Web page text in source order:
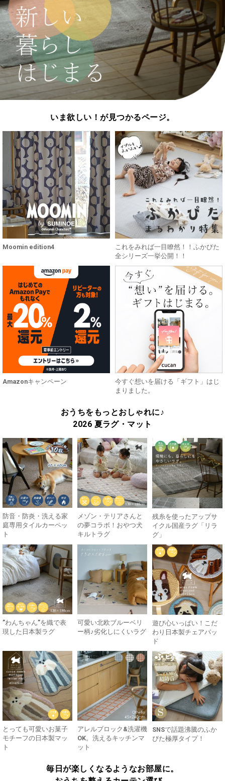
いま欲しい！が見つかるページ。
Moomin edition4
これをみれば一目瞭然！！ふかぴた
全シリーズ一挙公開！！
Amazonキャンペーン
今すぐ想いを届ける「ギフト」はじ
まりました。
おうちをもっとおしゃれに♪
2026 夏ラグ・マット
防音・防炎・洗える家
庭専用タイルカーペッ
ト
メゾン・テリアさんと
の夢コラボ！おやつ犬
キルトラグ
残糸を使ったアップサ
イクル国産ラグ「リラ
グ」
”わんちゃん”を織で表
現した日本製ラグ
可愛い北欧ブルーベリ
ー柄♪劣化しにくいラグ
遊び心いっぱい！こだ
わり日本製チェアパッ
ド
とっても可愛いお菓子
モチーフの日本製マッ
ト
アレルブロック&洗濯機
OK。洗えるキッチンマ
ット
SNSで話題沸騰のふか
ぴた極厚タイプ！
毎日が楽しくなるようなお部屋に。